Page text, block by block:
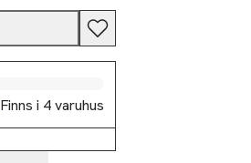
Finns i 4 varuhus